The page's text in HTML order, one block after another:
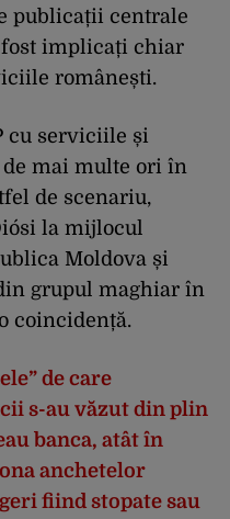
publicații centrale
fost implicați chiar
românești.
cu serviciile și
mai multe ori în
de scenariu,
la mijlocul
Moldova și
grupul maghiar în
coincidență.
de care
s-au văzut din plin
banca, atât în
anchetelor
fiind stopate sau